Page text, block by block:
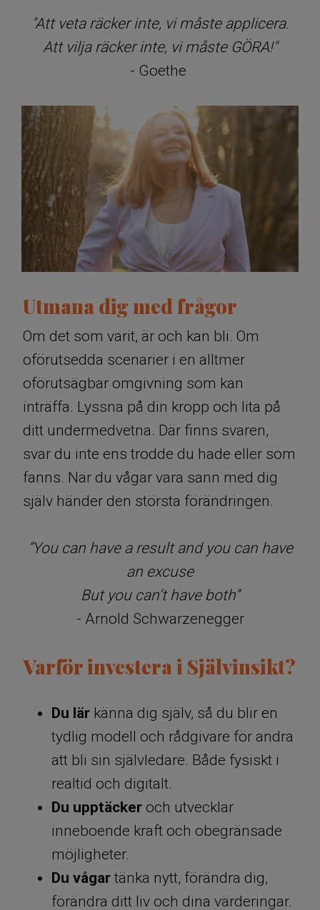
"Att veta räcker inte, vi måste applicera.
Att vilja räcker inte, vi måste GÖRA!"
- Goethe ​​​​​​​​​​​​​​
Utmana dig med frågor
Om det som varit, är och kan bli. Om
oförutsedda scenarier i en alltmer
oförutsägbar omgivning som kan
inträffa. Lyssna på din kropp och lita på
ditt undermedvetna. Där finns svaren,
svar du inte ens trodde du hade eller som
fanns. När du vågar vara sann med dig
själv händer den största förändringen.
”You can have a result and you can have
an excuse
But you can’t have both”
- Arnold Schwarzenegger​​​​​​​​​​​​​​
Varför investera i Självinsikt?
Du lär känna dig själv, så du blir en
tydlig modell och rådgivare för andra
att bli sin självledare.​​​​​​ Både fysiskt i
realtid och digitalt.
Du upptäcker och utvecklar
inneboende kraft och obegränsade
möjligheter.
Du vågartänka nytt, förändra dig,
förändra ditt liv och dina värderingar.